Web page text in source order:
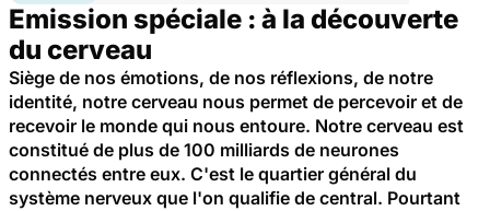
Emission spéciale : à la découverte
du cerveau
Siège de nos émotions, de nos réflexions, de notre
identité, notre cerveau nous permet de percevoir et de
recevoir le monde qui nous entoure. Notre cerveau est
constitué de plus de 100 milliards de neurones
connectés entre eux. C'est le quartier général du
système nerveux que l'on qualifie de central. Pourtant